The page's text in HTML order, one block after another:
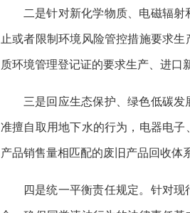
二是针对新化学物质、电磁辐
止或者限制环境风险管控措施要求
质环境管理登记证的要求生产、进口
三是回应生态保护、绿色低碳
准擅自取用地下水的行为，电器电
产品销售量相匹配的废旧产品回收体
四是统一平衡责任规定。针对